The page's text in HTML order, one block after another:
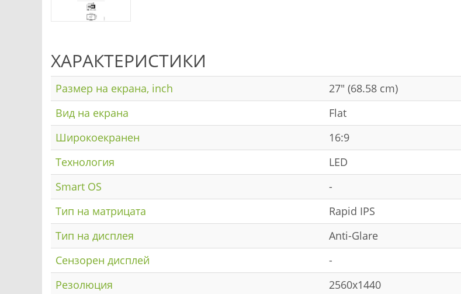
ХАРАКТЕРИСТИКИ
Размер на екрана, inch
27" (68.58 cm)
Вид на екрана
Flat
Широкоекранен
16:9
Технология
LED
Smart OS
-
Тип на матрицата
Rapid IPS
Тип на дисплея
Anti-Glare
Сензорен дисплей
-
Резолюция
2560x1440